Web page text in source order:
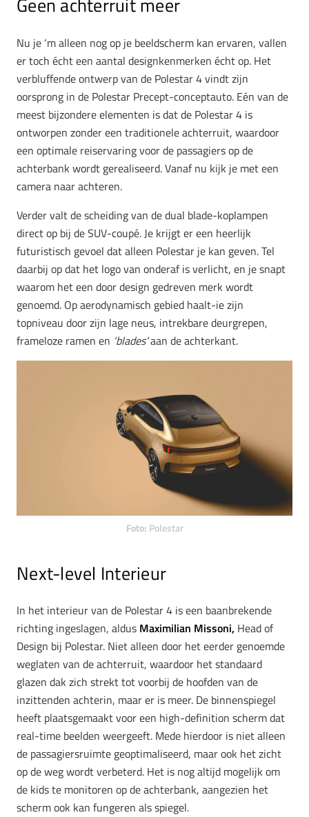
Nu je ‘m alleen nog op je beeldscherm kan ervaren, vallen
er toch écht een aantal designkenmerken écht op. Het
verbluffende ontwerp van de Polestar 4 vindt zijn
oorsprong in de Polestar Precept-conceptauto. Eén van de
meest bijzondere elementen is dat de Polestar 4 is
ontworpen zonder een traditionele achterruit, waardoor
een optimale reiservaring voor de passagiers op de
achterbank wordt gerealiseerd. Vanaf nu kijk je met een
camera naar achteren.
Verder valt de scheiding van de dual blade-koplampen
direct op bij de SUV-coupé. Je krijgt er een heerlijk
futuristisch gevoel dat alleen Polestar je kan geven. Tel
daarbij op dat het logo van onderaf is verlicht, en je snapt
waarom het een door design gedreven merk wordt
genoemd. Op aerodynamisch gebied haalt-ie zijn
topniveau door zijn lage neus, intrekbare deurgrepen,
frameloze ramen en ‘blades’aan de achterkant.
Foto: Polestar
Next-level Interieur
In het interieur van de Polestar 4 is een baanbrekende
richting ingeslagen, aldus Maximilian Missoni, Head of
Design bij Polestar. Niet alleen door het eerder genoemde
weglaten van de achterruit, waardoor het standaard
glazen dak zich strekt tot voorbij de hoofden van de
inzittenden achterin, maar er is meer. De binnenspiegel
heeft plaatsgemaakt voor een high-definition scherm dat
real-time beelden weergeeft. Mede hierdoor is niet alleen
de passagiersruimte geoptimaliseerd, maar ook het zicht
op de weg wordt verbeterd. Het is nog altijd mogelijk om
de kids te monitoren op de achterbank, aangezien het
scherm ook kan fungeren als spiegel.